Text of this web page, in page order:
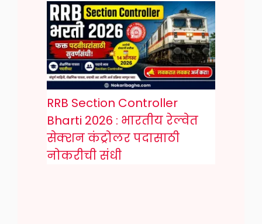
RRB Section Controller
Bharti 2026 : भारतीय रेल्वेत
सेक्शन कंट्रोलर पदासाठी
नोकरीची संधी